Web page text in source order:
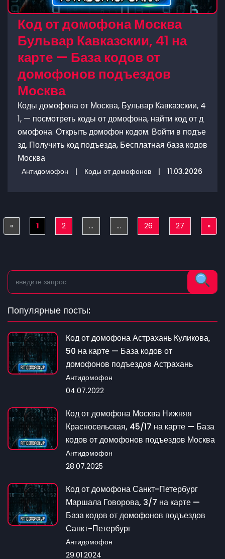
Код от домофона Москва
Бульвар Кавказскии, 41 на
карте — База кодов от
домофонов подъездов
Москва
Коды домофона от Москва, Бульвар Кавказскии, 4
1, — посмотреть коды от домофона, найти код от д
омофона. Открыть домофон кодом. Войти в подъе
зд. Получить код подъезда, Бесплатная база кодов
Москва
Антидомофон | Коды от домофонов | 11.03.2026
«Previous
1 2 ... ... 26 27 »
Популярные посты:
Код от домофона Астрахань Куликова,
50 на карте — База кодов от
домофонов подъездов Астрахань
Антидомофон
04.07.2022
Код от домофона Москва Нижняя
Красносельская, 45/17 на карте — База
кодов от домофонов подъездов Москва
Антидомофон
28.07.2025
Код от домофона Санкт-Петербург
Маршала Говорова, 3/7 на карте —
База кодов от домофонов подъездов
Санкт-Петербург
Антидомофон
29.01.2024